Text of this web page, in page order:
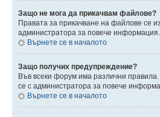
Защо не мога да прикачвам файлове?
Правата за прикачване на файлове се
администратора за повече информация.
Върнете се в началото
Защо получих предупреждение?
Във всеки форум има различни
се с администратора за повече
Върнете се в началото